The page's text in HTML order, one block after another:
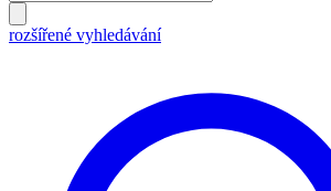
rozšířené vyhledávání